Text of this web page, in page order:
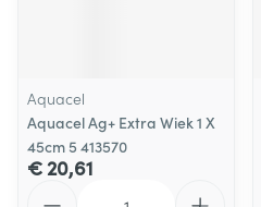
Aquacel
Aquacel Ag+ Extra Wiek 1 X
45cm 5 413570
€ 20,61